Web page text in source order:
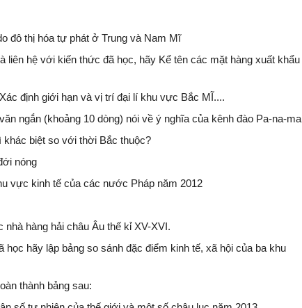
đô thị hóa tự phát ở Trung và Nam Mĩ
liên hệ với kiến thức đã học, hãy Kể tên các mặt hàng xuất khẩu
định giới hạn và vị trí đại lí khu vực Bắc MĨ....
ngắn (khoảng 10 dòng) nói về ý nghĩa của kênh đào Pa-na-ma
biệt so với thời Bắc thuộc?
nóng
vực kinh tế của các nước Pháp năm 2012
hàng hải châu Âu thế kỉ XV-XVI.
hãy lập bảng so sánh đặc điểm kinh tế, xã hội của ba khu
thành bảng sau: